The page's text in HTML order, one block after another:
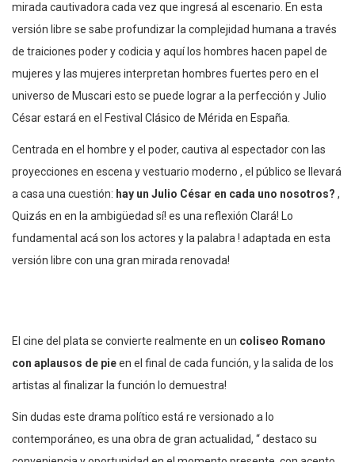
mirada cautivadora cada vez que ingresá al escenario. En esta
versión libre se sabe profundizar la complejidad humana a través
de traiciones poder y codicia y aquí los hombres hacen papel de
mujeres y las mujeres interpretan hombres fuertes pero en el
universo de Muscari esto se puede lograr a la perfección y Julio
César estará en el Festival Clásico de Mérida en España.
Centrada en el hombre y el poder, cautiva al espectador con las
proyecciones en escena y vestuario moderno , el público se llevará
a casa una cuestión: hay un Julio César en cada uno nosotros? ,
Quizás en en la ambigüedad sí! es una reflexión Clará! Lo
fundamental acá son los actores y la palabra ! adaptada en esta
versión libre con una gran mirada renovada!
El cine del plata se convierte realmente en un coliseo Romano
con aplausos de pieen el final de cada función, y la salida de los
artistas al finalizar la función lo demuestra!
Sin dudas este drama político está re versionado a lo
contemporáneo, es una obra de gran actualidad, “ destaco su